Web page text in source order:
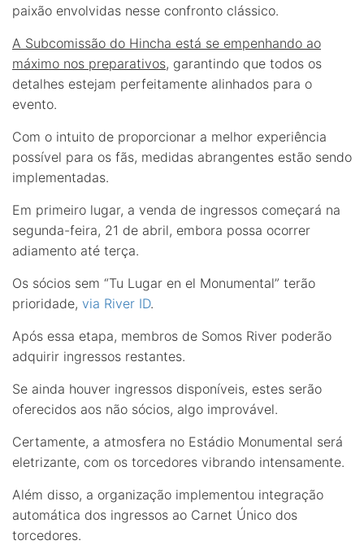
paixão envolvidas nesse confronto clássico.
A Subcomissão do Hincha está se empenhando ao
máximo nos preparativos, garantindo que todos os
detalhes estejam perfeitamente alinhados para o
evento.
Com o intuito de proporcionar a melhor experiência
possível para os fãs, medidas abrangentes estão sendo
implementadas.
Em primeiro lugar, a venda de ingressos começará na
segunda-feira, 21 de abril, embora possa ocorrer
adiamento até terça.
Os sócios sem “Tu Lugar en el Monumental” terão
prioridade, via River ID.
Após essa etapa, membros de Somos River poderão
adquirir ingressos restantes.
Se ainda houver ingressos disponíveis, estes serão
oferecidos aos não sócios, algo improvável.
Certamente, a atmosfera no Estádio Monumental será
eletrizante, com os torcedores vibrando intensamente.
Além disso, a organização implementou integração
automática dos ingressos ao Carnet Único dos
torcedores.